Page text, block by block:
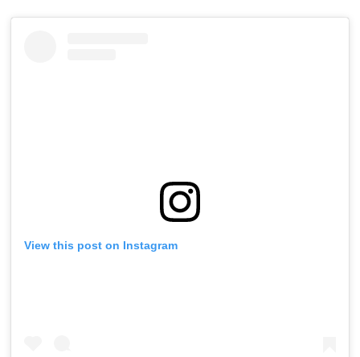
View this post on Instagram